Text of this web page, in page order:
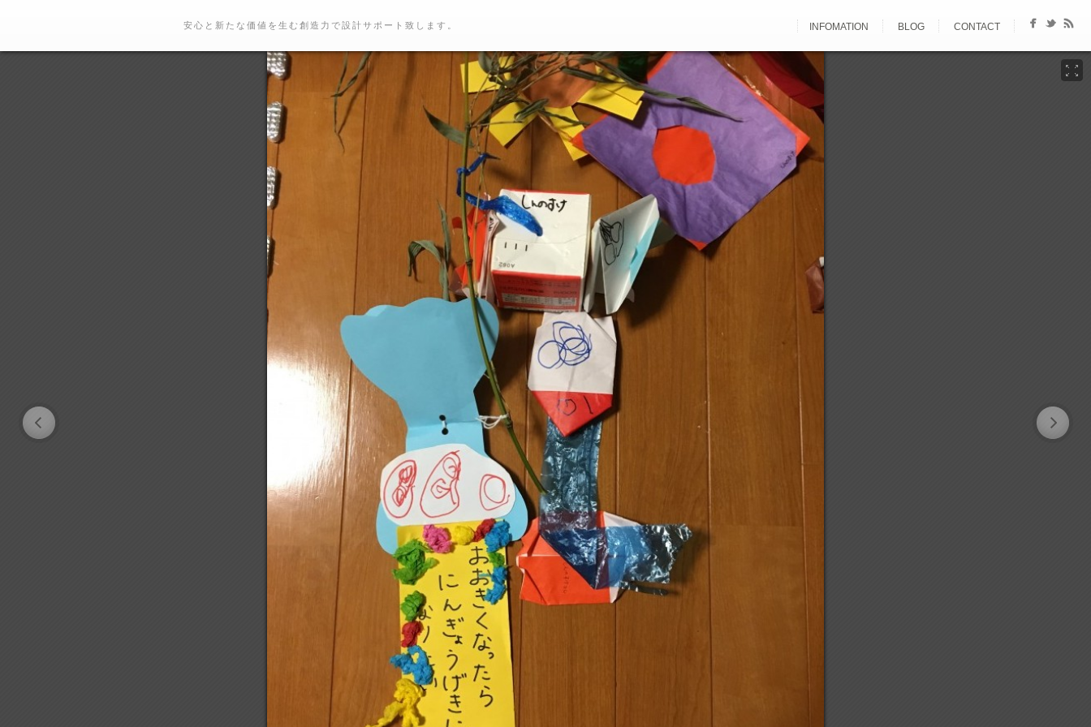
安心と新たな価値を生む創造力で設計サポート致します。 INFOMATION BLOG CONTACT